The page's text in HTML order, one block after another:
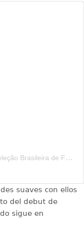
Una publicación compartida por CBF • Seleção Brasileira de Futebol (@brasil)
suaves con ellos
del debut de
sigue en